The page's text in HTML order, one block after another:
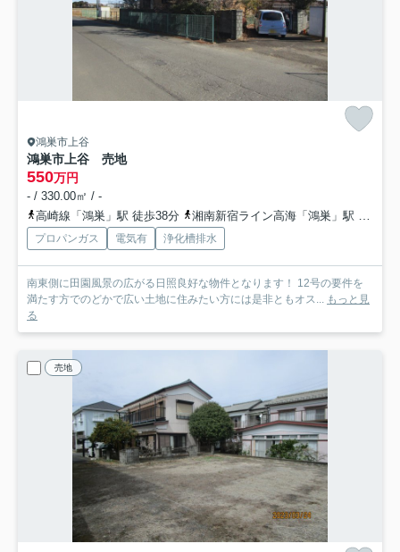
鴻巣市上谷
鴻巣市上谷 売地
550万円
- / 330.00㎡ / -
高崎線「鴻巣」駅 徒歩38分
湘南新宿ライン高海「鴻巣」駅 徒歩38分
プロパンガス 電気有 浄化槽排水
南東側に田園風景の広がる日照良好な物件となります！ 12号の要件を
満たす方でのどかで広い土地に住みたい方には是非ともオス... もっと見
る
売地